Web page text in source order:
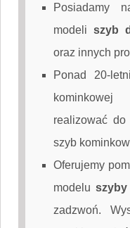
Posiadamy
modeli szyb
oraz innych
Ponad 20-
realizować do
szyb
Oferujemy
modelu szyby
zadzwoń.